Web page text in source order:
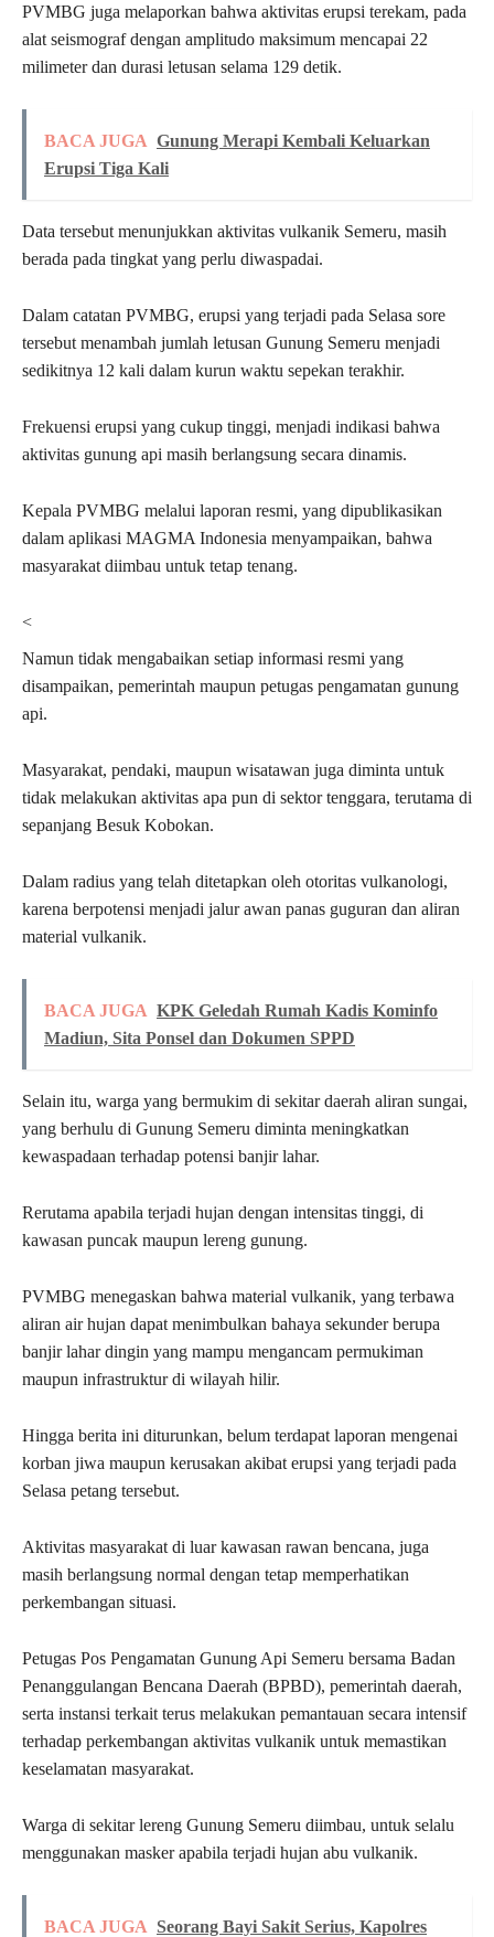
PVMBG juga melaporkan bahwa aktivitas erupsi terekam, pada
alat seismograf dengan amplitudo maksimum mencapai 22
milimeter dan durasi letusan selama 129 detik.
BACA JUGA Gunung Merapi Kembali Keluarkan
Erupsi Tiga Kali
Data tersebut menunjukkan aktivitas vulkanik Semeru, masih
berada pada tingkat yang perlu diwaspadai.
Dalam catatan PVMBG, erupsi yang terjadi pada Selasa sore
tersebut menambah jumlah letusan Gunung Semeru menjadi
sedikitnya 12 kali dalam kurun waktu sepekan terakhir.
Frekuensi erupsi yang cukup tinggi, menjadi indikasi bahwa
aktivitas gunung api masih berlangsung secara dinamis.
Kepala PVMBG melalui laporan resmi, yang dipublikasikan
dalam aplikasi MAGMA Indonesia menyampaikan, bahwa
masyarakat diimbau untuk tetap tenang.
<
Namun tidak mengabaikan setiap informasi resmi yang
disampaikan, pemerintah maupun petugas pengamatan gunung
api.
Masyarakat, pendaki, maupun wisatawan juga diminta untuk
tidak melakukan aktivitas apa pun di sektor tenggara, terutama di
sepanjang Besuk Kobokan.
Dalam radius yang telah ditetapkan oleh otoritas vulkanologi,
karena berpotensi menjadi jalur awan panas guguran dan aliran
material vulkanik.
BACA JUGA KPK Geledah Rumah Kadis Kominfo
Madiun, Sita Ponsel dan Dokumen SPPD
Selain itu, warga yang bermukim di sekitar daerah aliran sungai,
yang berhulu di Gunung Semeru diminta meningkatkan
kewaspadaan terhadap potensi banjir lahar.
Rerutama apabila terjadi hujan dengan intensitas tinggi, di
kawasan puncak maupun lereng gunung.
PVMBG menegaskan bahwa material vulkanik, yang terbawa
aliran air hujan dapat menimbulkan bahaya sekunder berupa
banjir lahar dingin yang mampu mengancam permukiman
maupun infrastruktur di wilayah hilir.
Hingga berita ini diturunkan, belum terdapat laporan mengenai
korban jiwa maupun kerusakan akibat erupsi yang terjadi pada
Selasa petang tersebut.
Aktivitas masyarakat di luar kawasan rawan bencana, juga
masih berlangsung normal dengan tetap memperhatikan
perkembangan situasi.
Petugas Pos Pengamatan Gunung Api Semeru bersama Badan
Penanggulangan Bencana Daerah (BPBD), pemerintah daerah,
serta instansi terkait terus melakukan pemantauan secara intensif
terhadap perkembangan aktivitas vulkanik untuk memastikan
keselamatan masyarakat.
Warga di sekitar lereng Gunung Semeru diimbau, untuk selalu
menggunakan masker apabila terjadi hujan abu vulkanik.
BACA JUGA Seorang Bayi Sakit Serius, Kapolres